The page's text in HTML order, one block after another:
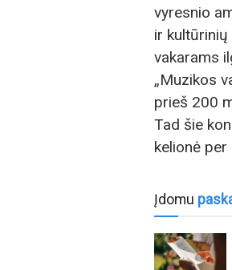
vyresnio
ir kultūrinių
vakarams
„Muzikos
prieš 200
Tad šie
kelionė
Įdomu